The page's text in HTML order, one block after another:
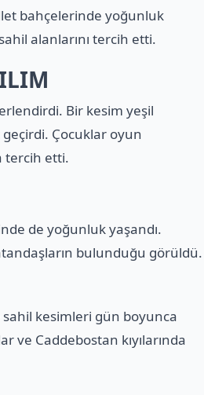
bahçelerinde yoğunluk
alanlarını tercih etti.
Bir kesim yeşil
Çocuklar oyun
tercih etti.
de yoğunluk yaşandı.
bulunduğu görüldü.
kesimleri gün boyunca
ve Caddebostan kıyılarında